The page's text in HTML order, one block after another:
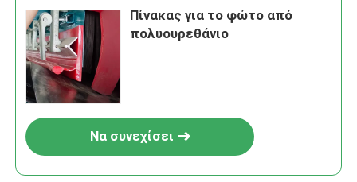
Πίνακας για το φώτο από
πολυουρεθάνιο
Να συνεχίσει